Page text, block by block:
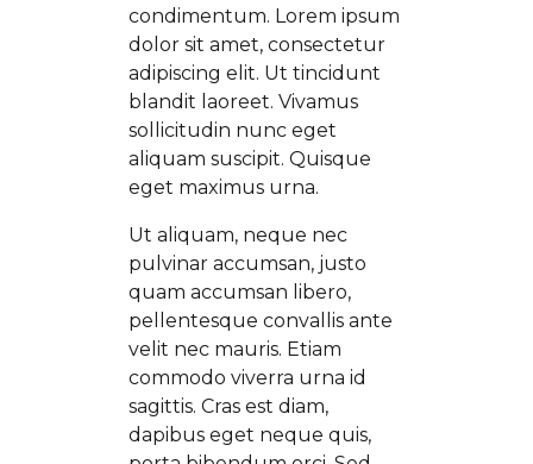
condimentum. Lorem ipsum
dolor sit amet, consectetur
adipiscing elit. Ut tincidunt
blandit laoreet. Vivamus
sollicitudin nunc eget
aliquam suscipit. Quisque
eget maximus urna.
Ut aliquam, neque nec
pulvinar accumsan, justo
quam accumsan libero,
pellentesque convallis ante
velit nec mauris. Etiam
commodo viverra urna id
sagittis. Cras est diam,
dapibus eget neque quis,